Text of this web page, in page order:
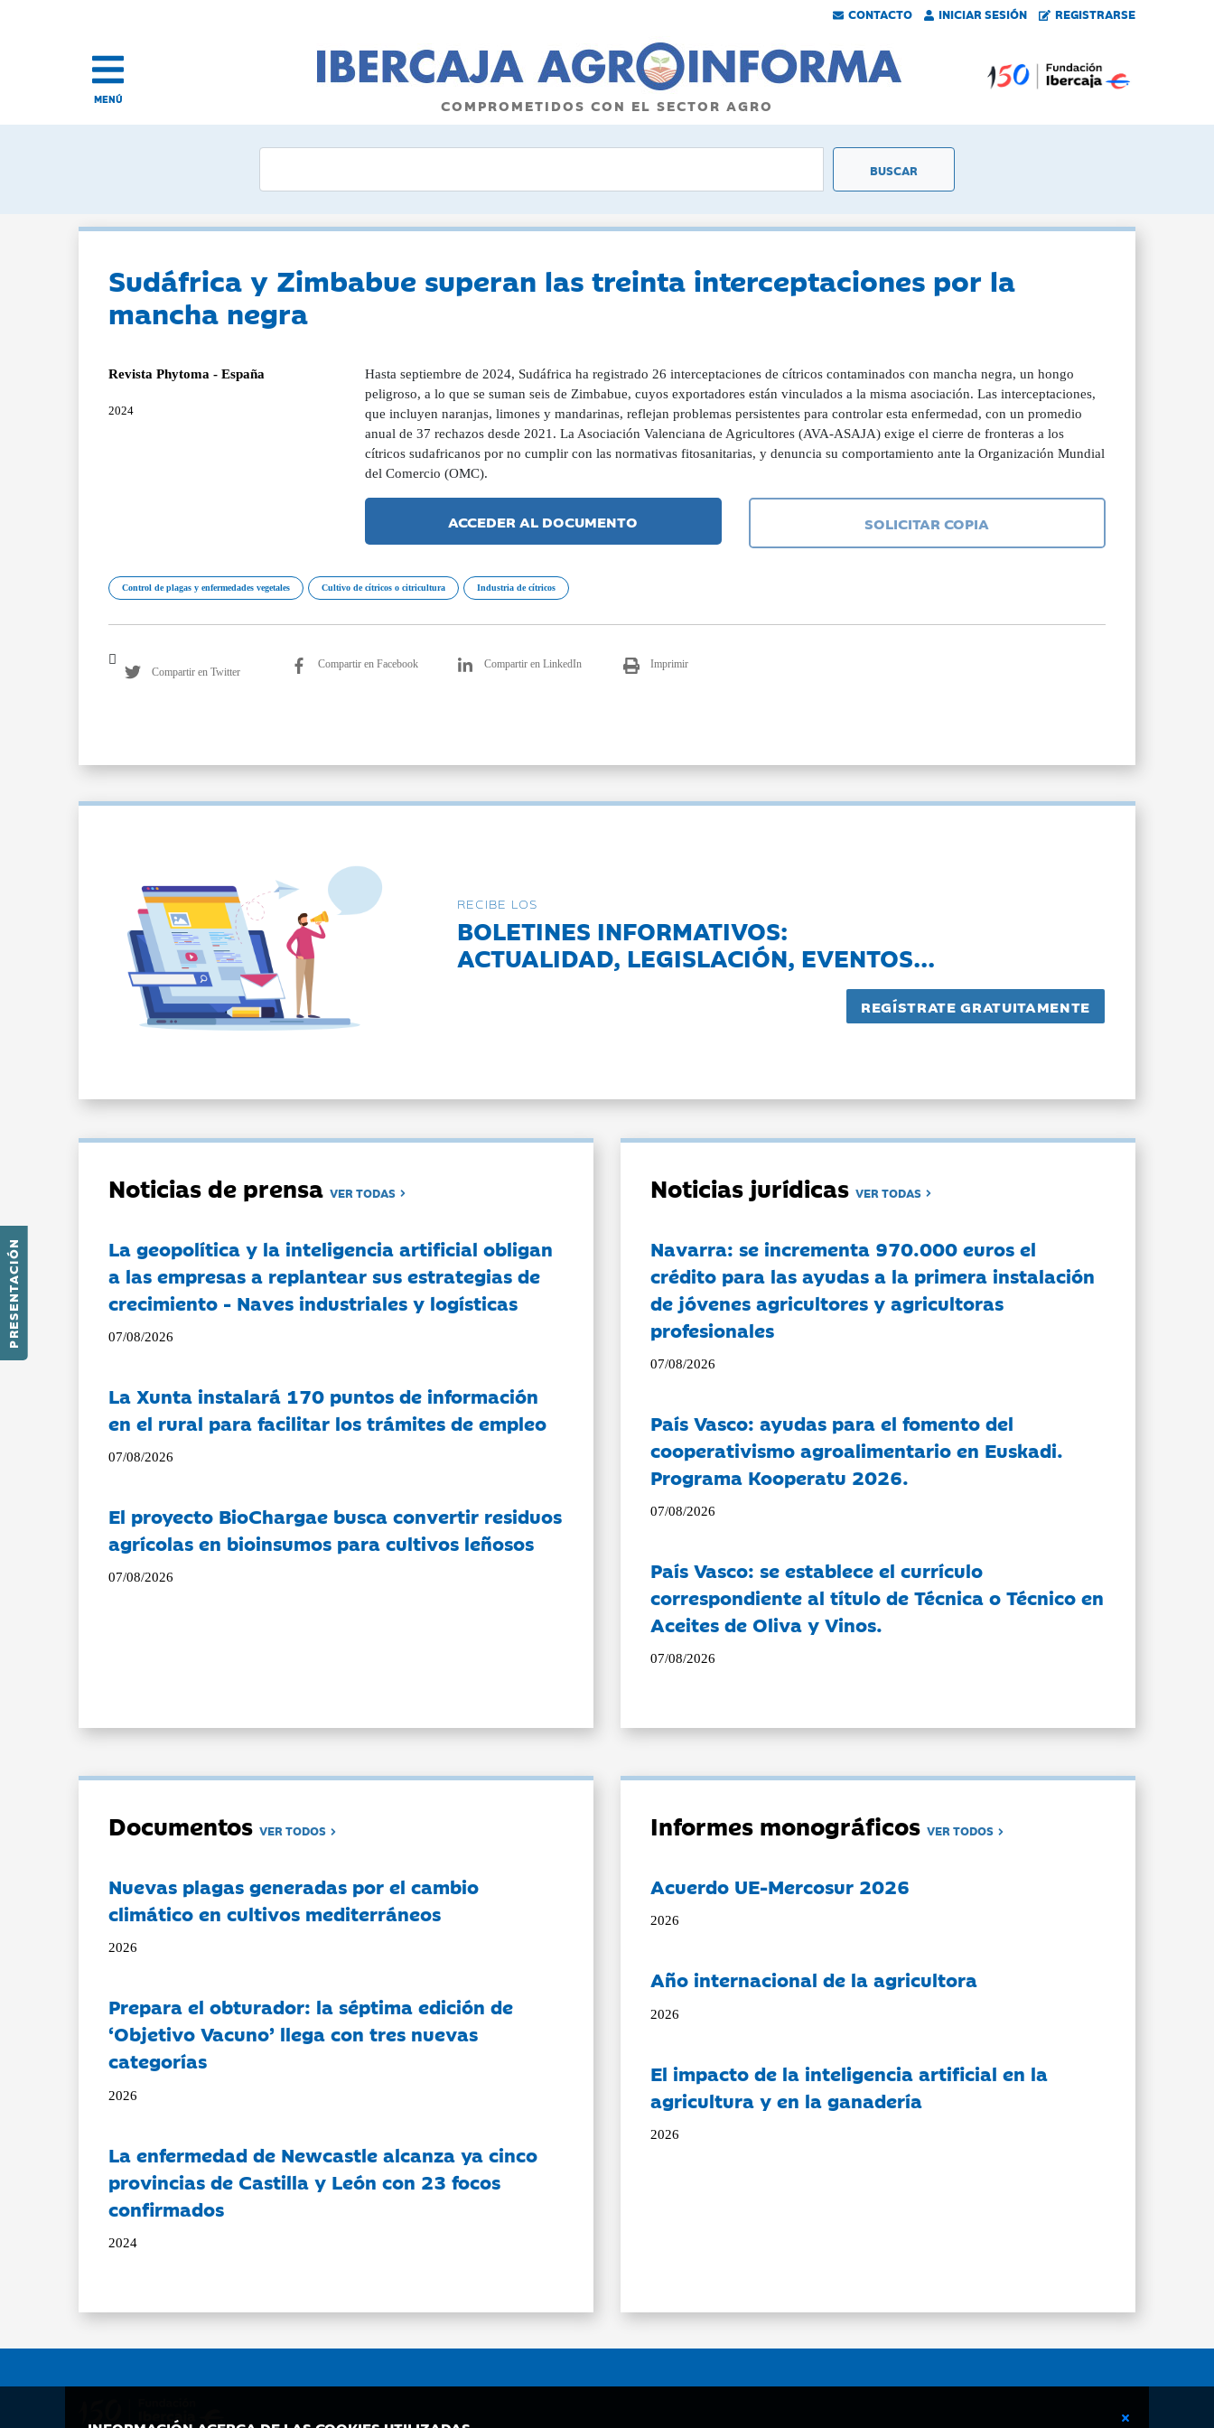
CONTACTO INICIAR SESIÓN REGISTRARSE
PRESENTACIÓN
MENÚ COMPROMETIDOS CON EL SECTOR AGRO
Sudáfrica y Zimbabue superan las treinta interceptaciones por la
mancha negra
Revista Phytoma - España
2024
Hasta septiembre de 2024, Sudáfrica ha registrado 26 interceptaciones de cítricos contaminados con mancha negra, un hongo
peligroso, a lo que se suman seis de Zimbabue, cuyos exportadores están vinculados a la misma asociación. Las interceptaciones,
que incluyen naranjas, limones y mandarinas, reflejan problemas persistentes para controlar esta enfermedad, con un promedio
anual de 37 rechazos desde 2021. La Asociación Valenciana de Agricultores (AVA-ASAJA) exige el cierre de fronteras a los
cítricos sudafricanos por no cumplir con las normativas fitosanitarias, y denuncia su comportamiento ante la Organización Mundial
del Comercio (OMC).
ACCEDER AL DOCUMENTO SOLICITAR COPIA
Control de plagas y enfermedades vegetales Cultivo de cítricos o citricultura Industria de cítricos
Compartir en Twitter
Compartir en Facebook Compartir en LinkedIn Imprimir
RECIBE LOS
BOLETINES INFORMATIVOS:
ACTUALIDAD, LEGISLACIÓN, EVENTOS...
Noticias de prensaVER TODAS
La geopolítica y la inteligencia artificial obligan
a las empresas a replantear sus estrategias de
crecimiento - Naves industriales y logísticas
07/08/2026
La Xunta instalará 170 puntos de información
en el rural para facilitar los trámites de empleo
07/08/2026
El proyecto BioChargae busca convertir residuos
agrícolas en bioinsumos para cultivos leñosos
07/08/2026
Noticias jurídicasVER TODAS
Navarra: se incrementa 970.000 euros el
crédito para las ayudas a la primera instalación
de jóvenes agricultores y agricultoras
profesionales
07/08/2026
País Vasco: ayudas para el fomento del
cooperativismo agroalimentario en Euskadi.
Programa Kooperatu 2026.
07/08/2026
País Vasco: se establece el currículo
correspondiente al título de Técnica o Técnico en
Aceites de Oliva y Vinos.
07/08/2026
DocumentosVER TODOS
Nuevas plagas generadas por el cambio
climático en cultivos mediterráneos
2026
Prepara el obturador: la séptima edición de
‘Objetivo Vacuno’ llega con tres nuevas
categorías
2026
La enfermedad de Newcastle alcanza ya cinco
provincias de Castilla y León con 23 focos
confirmados
2024
Informes monográficosVER TODOS
Acuerdo UE-Mercosur 2026
2026
Año internacional de la agricultora
2026
El impacto de la inteligencia artificial en la
agricultura y en la ganadería
2026